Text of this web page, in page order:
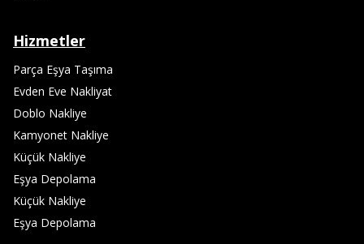
Hizmetler
Parça Eşya Taşıma
Evden Eve Nakliyat
Doblo Nakliye
Kamyonet Nakliye
Küçük Nakliye
Eşya Depolama
Küçük Nakliye
Eşya Depolama